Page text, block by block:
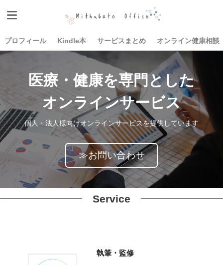
プロフィール Kindle本 サービスまとめ オンライン健康相談
医療・健康を専門とした
オンラインサービス
個人・法人様向けオンラインサービスを提供しています
≫お問い合わせ
Service
執筆・監修